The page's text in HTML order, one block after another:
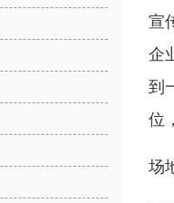
宣
企
到
位
场